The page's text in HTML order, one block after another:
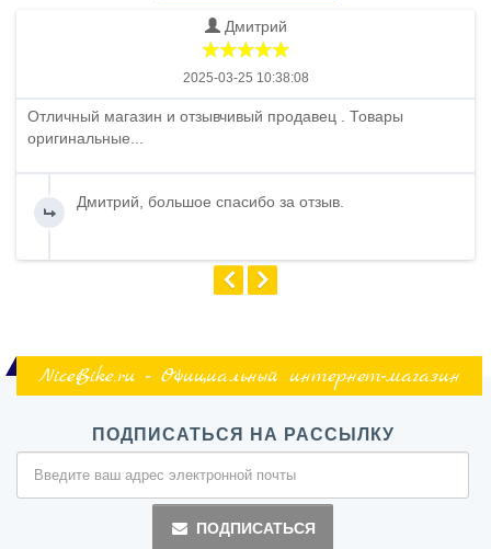
Дмитрий
2025-03-25 10:38:08
Отличный магазин и отзывчивый продавец . Товары
оригинальные...
Дмитрий, большое спасибо за отзыв.
NiceBike.ru - Официальный интернет-магазин
ПОДПИСАТЬСЯ НА РАССЫЛКУ
ПОДПИСАТЬСЯ